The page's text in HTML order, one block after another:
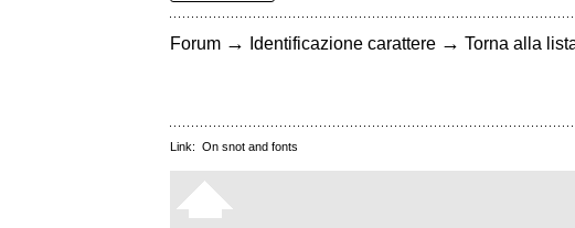
Forum → Identificazione carattere → Torna alla
Link: On snot and fonts